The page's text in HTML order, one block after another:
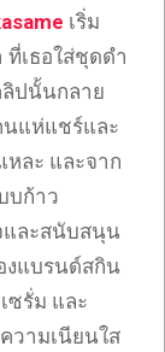
เริ่ม
เธอใส่ชุดดำ
ปนั้นกลาย
นแห่แชร์และ
ละ และจาก
บก้าว
และสนับสนุน
งแบรนด์สกิน
ซรั่ม และ
วามเนียนใส